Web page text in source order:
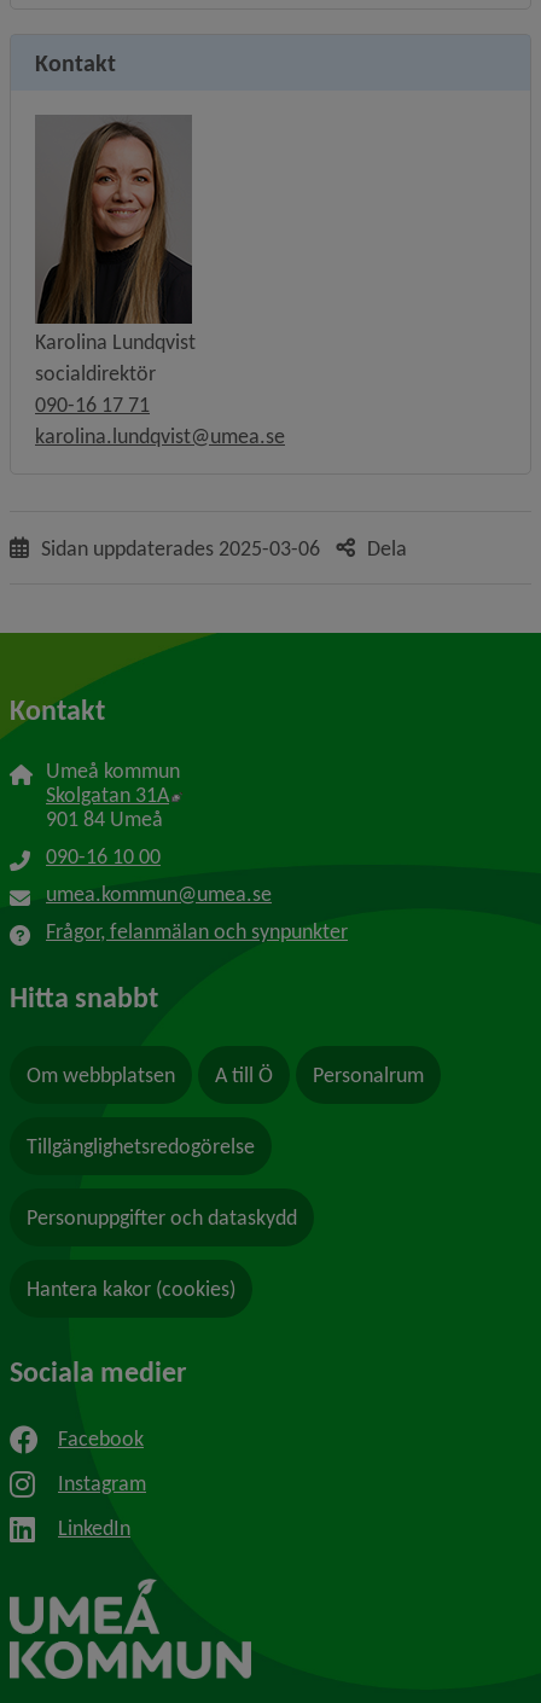
Kontakt
Karolina Lundqvist
socialdirektör
090-16 17 71
karolina.lundqvist@umea.se
Sidan uppdaterades 2025-03-06 Dela
Kontakt
Umeå kommun
Skolgatan 31A Länk till annan webbplats, öppnas i nytt
901 84 Umeå
090-16 10 00
umea.kommun@umea.se
Frågor, felanmälan och synpunkter
Hitta snabbt
Om webbplatsen A till Ö Personalrum
Tillgänglighetsredogörelse
Personuppgifter och dataskydd
Hantera kakor (cookies)
Sociala medier
Facebook
Instagram
LinkedIn